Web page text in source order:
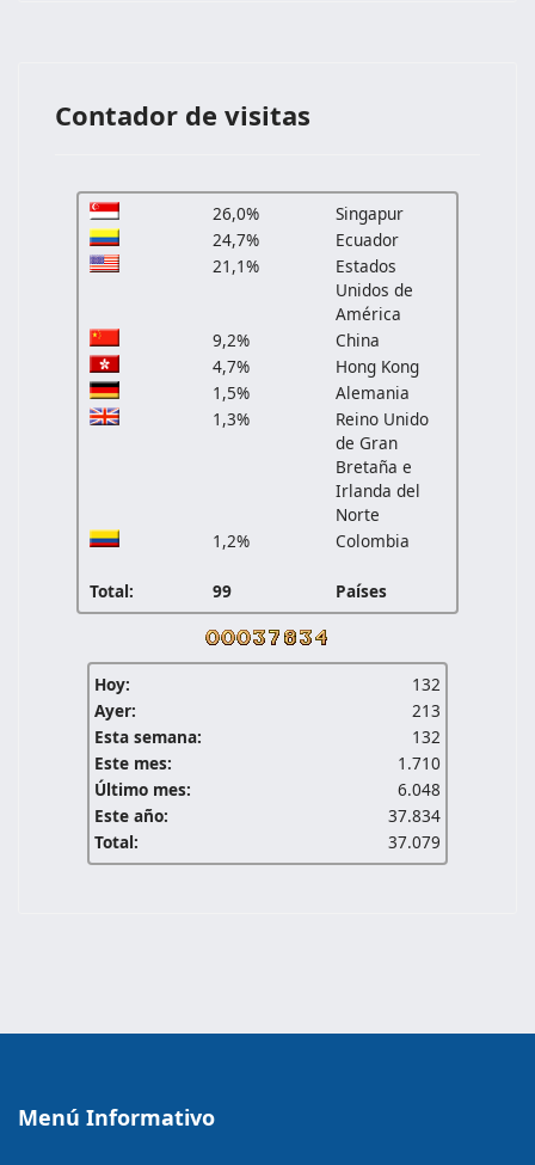
Contador de visitas
26,0%
Singapur
24,7%
Ecuador
21,1%
Estados
Unidos de
América
9,2%
China
4,7%
Hong Kong
1,5%
Alemania
1,3%
Reino Unido
de Gran
Bretaña e
Irlanda del
Norte
1,2%
Colombia
Total: 99 Países
Hoy:
132
Ayer:
213
Esta semana:
132
Este mes:
1.710
Último mes:
6.048
Este año:
37.834
Total:
37.079
Menú Informativo